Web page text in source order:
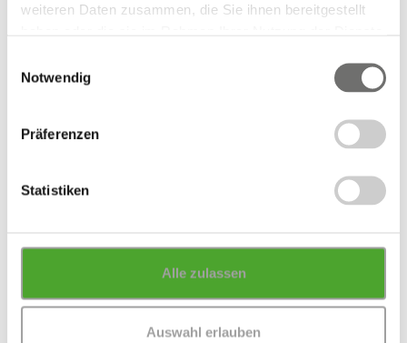
weiteren Daten zusammen, die Sie ihnen bereitgestellt
Notwendig
Präferenzen
Statistiken
Alle zulassen
Auswahl erlauben